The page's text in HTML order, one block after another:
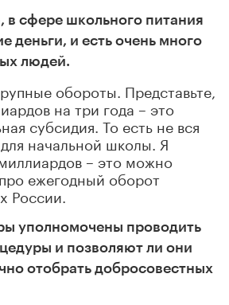
в сфере школьного питания
деньги, и есть очень много
людей.
обороты. Представьте,
на три года – это
субсидия. То есть не вся
начальной школы. Я
– это можно
ежегодный оборот
России.
уполномочены проводить
и позволяют ли они
отобрать добросовестных